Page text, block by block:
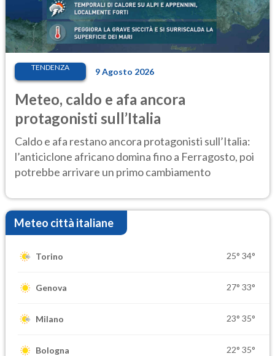
TENDENZA 9 Agosto 2026
Meteo, caldo e afa ancora
protagonisti sull’Italia
Caldo e afa restano ancora protagonisti sull’Italia:
l’anticiclone africano domina fino a Ferragosto, poi
potrebbe arrivare un primo cambiamento
Meteo città italiane
Torino 25° 34°
Genova 27° 33°
Milano 23° 35°
Bologna 22° 35°